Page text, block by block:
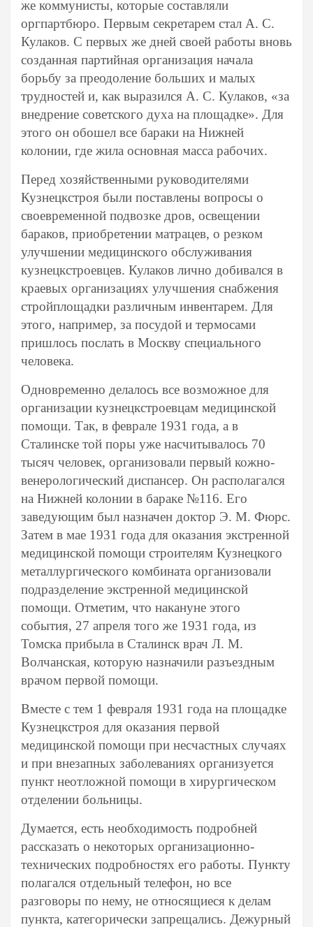
же коммунисты, которые составляли
оргпартбюро. Первым секретарем стал А. С.
Кулаков. С первых же дней своей работы вновь
созданная партийная организация начала
борьбу за преодоление больших и малых
трудностей и, как выразился А. С. Кулаков, «за
внедрение советского духа на площадке». Для
этого он обошел все бараки на Нижней
колонии, где жила основная масса рабочих.
Перед хозяйственными руководителями
Кузнецкстроя были поставлены вопросы о
своевременной подвозке дров, освещении
бараков, приобретении матрацев, о резком
улучшении медицинского обслуживания
кузнецкстроевцев. Кулаков лично добивался в
краевых организациях улучшения снабжения
стройплощадки различным инвентарем. Для
этого, например, за посудой и термосами
пришлось послать в Москву специального
человека.
Одновременно делалось все возможное для
организации кузнецкстроевцам медицинской
помощи. Так, в феврале 1931 года, а в
Сталинске той поры уже насчитывалось 70
тысяч человек, организовали первый кожно-
венерологический диспансер. Он располагался
на Нижней колонии в бараке №116. Его
заведующим был назначен доктор Э. М. Фюрс.
Затем в мае 1931 года для оказания экстренной
медицинской помощи строителям Кузнецкого
металлургического комбината организовали
подразделение экстренной медицинской
помощи. Отметим, что накануне этого
события, 27 апреля того же 1931 года, из
Томска прибыла в Сталинск врач Л. М.
Волчанская, которую назначили разъездным
врачом первой помощи.
Вместе с тем 1 февраля 1931 года на площадке
Кузнецкстроя для оказания первой
медицинской помощи при несчастных случаях
и при внезапных заболеваниях организуется
пункт неотложной помощи в хирургическом
отделении больницы.
Думается, есть необходимость подробней
рассказать о некоторых организационно-
технических подробностях его работы. Пункту
полагался отдельный телефон, но все
разговоры по нему, не относящиеся к делам
пункта, категорически запрещались. Дежурный